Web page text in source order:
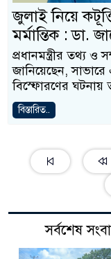
জুলাই নিয়ে
মর্মান্তিক : ডা.
প্রধানমন্ত্রীর তথ্য ও
জানিয়েছেন,
বিস্ফোরণের ঘটনায়
বিস্তারিত..
সর্বশেষ